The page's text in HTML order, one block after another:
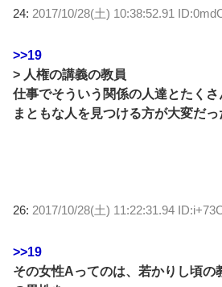
24: 2017/10/28(土) 10:38:52.91
>>19
> 人権の講義の教員
仕事でそういう関係の人達とたく
まともな人を見つける方が大変だっ
26: 2017/10/28(土) 11:22:31.94
>>19
その女性Aってのは、若かりし頃